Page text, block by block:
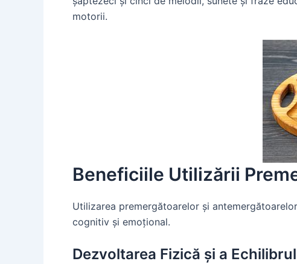
motorii.
Beneficiile Utilizării
Utilizarea premergătoarelor și
cognitiv și emoțional.
Dezvoltarea Fizică și a